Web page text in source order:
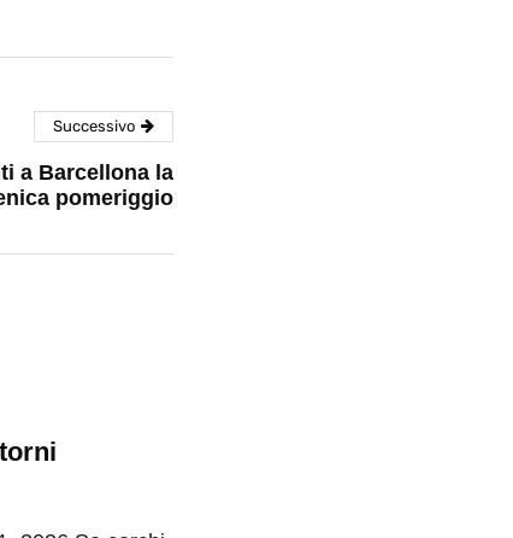
Successivo
a Barcellona la
pomeriggio